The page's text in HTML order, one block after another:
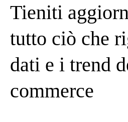
Tieniti
tutto ciò che
dati e i trend
commerce